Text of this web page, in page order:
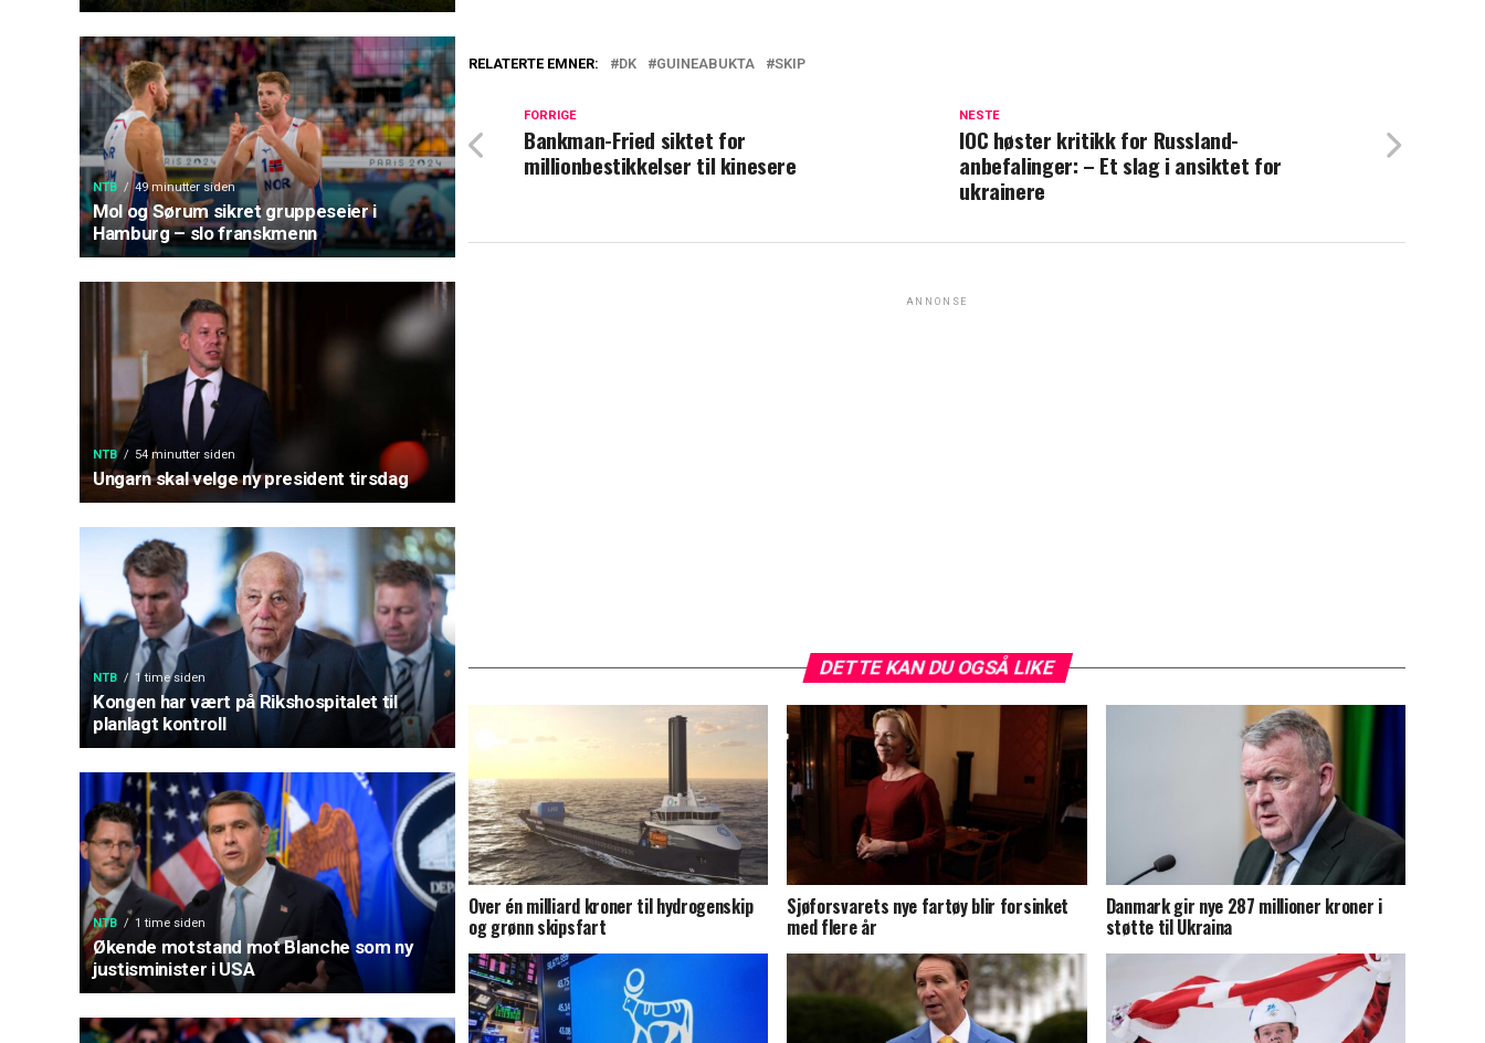
NTB 49 minutter siden
Mol og Sørum sikret gruppeseier i
Hamburg – slo franskmenn
NTB 54 minutter siden
Ungarn skal velge ny president tirsdag
NTB 1 time siden
Kongen har vært på Rikshospitalet til
planlagt kontroll
NTB 1 time siden
Økende motstand mot Blanche som ny
justisminister i USA
RELATERTE EMNER: DK GUINEABUKTA SKIP
NESTE
IOC høster kritikk for Russland-
anbefalinger: – Et slag i ansiktet for
ukrainere
FORRIGE
Bankman-Fried siktet for
millionbestikkelser til kinesere
ANNONSE
DETTE KAN DU OGSÅ LIKE
Over én milliard kroner til hydrogenskip
og grønn skipsfart
Sjøforsvarets nye fartøy blir forsinket
med flere år
Danmark gir nye 287 millioner kroner i
støtte til Ukraina